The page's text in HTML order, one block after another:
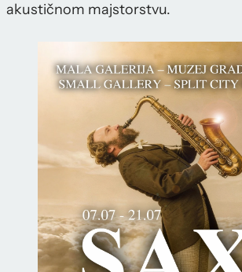
akustičnom majstorstvu.